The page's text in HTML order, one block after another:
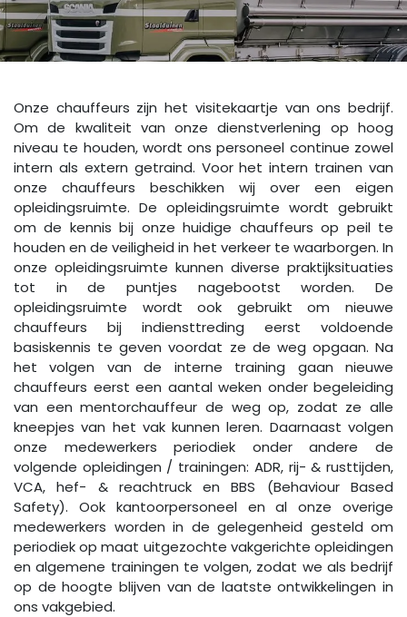
Onze chauffeurs zijn het visitekaartje van ons bedrijf.
Om de kwaliteit van onze dienstverlening op hoog
niveau te houden, wordt ons personeel continue zowel
intern als extern getraind. Voor het intern trainen van
onze chauffeurs beschikken wij over een eigen
opleidingsruimte. De opleidingsruimte wordt gebruikt
om de kennis bij onze huidige chauffeurs op peil te
houden en de veiligheid in het verkeer te waarborgen. In
onze opleidingsruimte kunnen diverse praktijksituaties
tot in de puntjes nagebootst worden. De
opleidingsruimte wordt ook gebruikt om nieuwe
chauffeurs bij indiensttreding eerst voldoende
basiskennis te geven voordat ze de weg opgaan. Na
het volgen van de interne training gaan nieuwe
chauffeurs eerst een aantal weken onder begeleiding
van een mentorchauffeur de weg op, zodat ze alle
kneepjes van het vak kunnen leren. Daarnaast volgen
onze medewerkers periodiek onder andere de
volgende opleidingen / trainingen: ADR, rij- & rusttijden,
VCA, hef- & reachtruck en BBS (Behaviour Based
Safety). Ook kantoorpersoneel en al onze overige
medewerkers worden in de gelegenheid gesteld om
periodiek op maat uitgezochte vakgerichte opleidingen
en algemene trainingen te volgen, zodat we als bedrijf
op de hoogte blijven van de laatste ontwikkelingen in
ons vakgebied.